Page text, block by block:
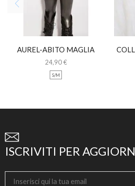
AUREL-ABITO MAGLIA
LUNGA CON PIZZO
24,90€
S/M
ISCRIVITI PER